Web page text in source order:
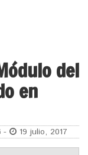
del
en
- 19 julio, 2017